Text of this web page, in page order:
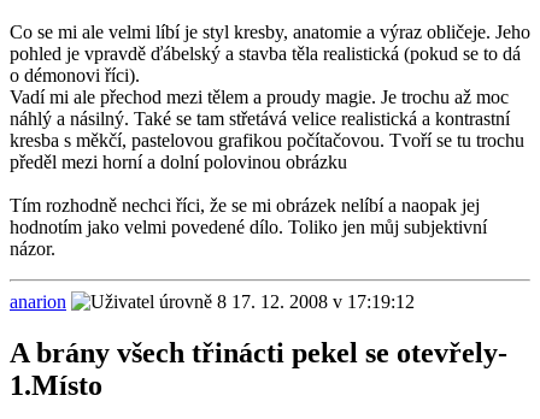
Co se mi ale velmi líbí je styl kresby, anatomie a výraz obličeje. Jeho
pohled je vpravdě ďábelský a stavba těla realistická (pokud se to dá
o démonovi říci).
Vadí mi ale přechod mezi tělem a proudy magie. Je trochu až moc
náhlý a násilný. Také se tam střetává velice realistická a kontrastní
kresba s měkčí, pastelovou grafikou počítačovou. Tvoří se tu trochu
předěl mezi horní a dolní polovinou obrázku
Tím rozhodně nechci říci, že se mi obrázek nelíbí a naopak jej
hodnotím jako velmi povedené dílo. Toliko jen můj subjektivní
názor.
anarion 17. 12. 2008 v 17:19:12
A brány všech třinácti pekel se otevřely-
1.Místo